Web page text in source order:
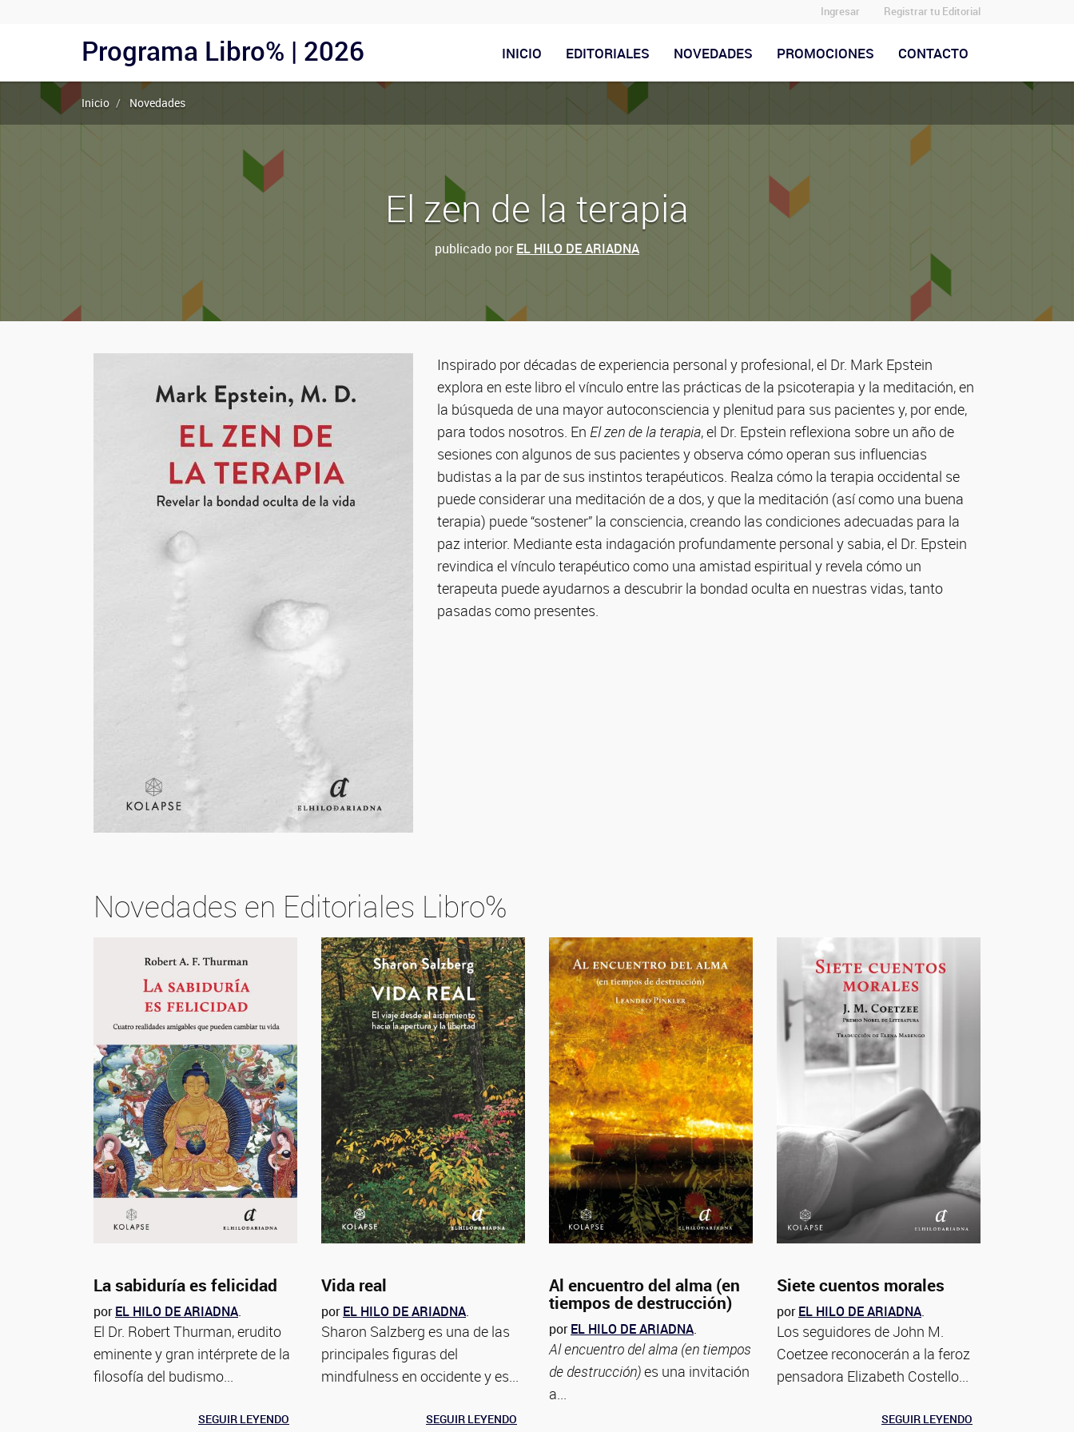
Usuarios
Anónimos
Ingresar Registrar tu Editorial
Programa Libro% | 2026
Navegación
principal
INICIO EDITORIALES NOVEDADES PROMOCIONES CONTACTO
Inicio Novedades
El zen de la terapia
publicado porEL HILO DE ARIADNA
Inspirado por décadas de experiencia personal y profesional, el Dr. Mark Epstein
explora en este libro el vínculo entre las prácticas de la psicoterapia y la meditación, en
la búsqueda de una mayor autoconsciencia y plenitud para sus pacientes y, por ende,
para todos nosotros. En El zen de la terapia, el Dr. Epstein reflexiona sobre un año de
sesiones con algunos de sus pacientes y observa cómo operan sus influencias
budistas a la par de sus instintos terapéuticos. Realza cómo la terapia occidental se
puede considerar una meditación de a dos, y que la meditación (así como una buena
terapia) puede “sostener” la consciencia, creando las condiciones adecuadas para la
paz interior. Mediante esta indagación profundamente personal y sabia, el Dr. Epstein
revindica el vínculo terapéutico como una amistad espiritual y revela cómo un
terapeuta puede ayudarnos a descubrir la bondad oculta en nuestras vidas, tanto
pasadas como presentes.
Novedades en Editoriales Libro%
La sabiduría es felicidad
porEL HILO DE ARIADNA.
El Dr. Robert Thurman, erudito
eminente y gran intérprete de la
filosofía del budismo...
SEGUIR LEYENDO
Vida real
porEL HILO DE ARIADNA.
Sharon Salzberg es una de las
principales figuras del
mindfulness en occidente y es...
SEGUIR LEYENDO
Al encuentro del alma (en
tiempos de destrucción)
porEL HILO DE ARIADNA.
Al encuentro del alma (en tiempos
de destrucción)es una invitación
a...
Siete cuentos morales
porEL HILO DE ARIADNA.
Los seguidores de John M.
Coetzee reconocerán a la feroz
pensadora Elizabeth Costello...
SEGUIR LEYENDO